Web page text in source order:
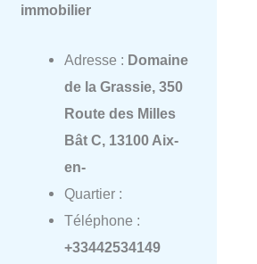
immobilier
Adresse : Domaine
de la Grassie, 350
Route des Milles
Bât C, 13100 Aix-
en-
Quartier :
Téléphone :
+33442534149